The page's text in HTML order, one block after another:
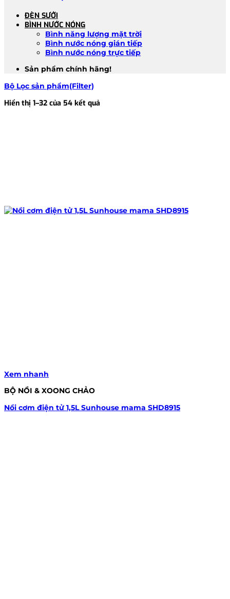
ĐÈN SƯỞI
BÌNH NƯỚC NÓNG
Bình năng lượng mặt trời
Bình nước nóng gián tiếp
Bình nước nóng trực tiếp
Sản phẩm chính hãng!
Bộ Lọc sản phẩm(Filter)
Hiển thị 1–32 của 54 kết quả
Xem nhanh
BỘ NỒI & XOONG CHẢO
Nồi cơm điện tử 1,5L Sunhouse mama SHD8915